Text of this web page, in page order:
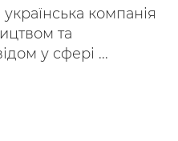
компанія
та
у сфері ...